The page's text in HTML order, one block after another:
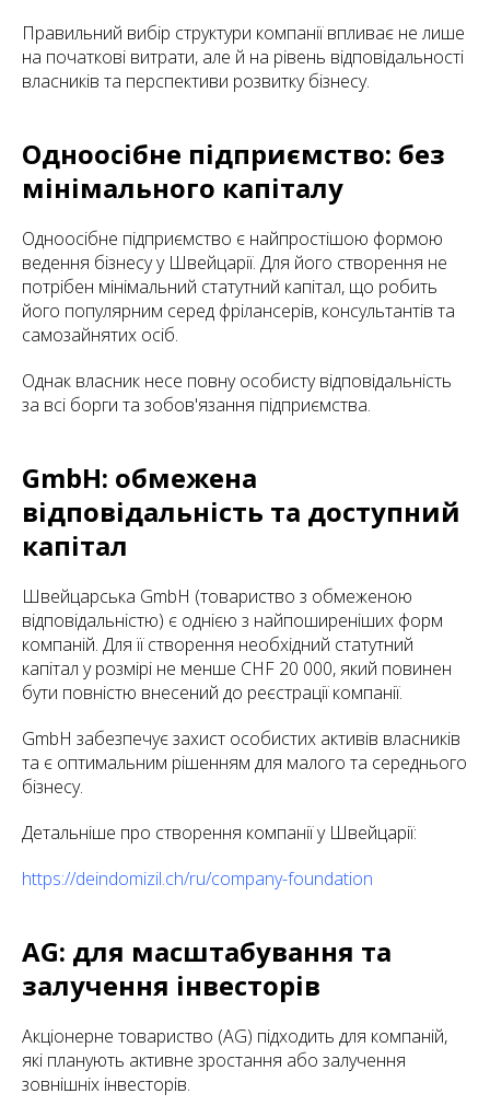
Правильний вибір структури компанії впливає не лише
на початкові витрати, але й на рівень відповідальності
власників та перспективи розвитку бізнесу.
Одноосібне підприємство: без
мінімального капіталу
Одноосібне підприємство є найпростішою формою
ведення бізнесу у Швейцарії. Для його створення не
потрібен мінімальний статутний капітал, що робить
його популярним серед фрілансерів, консультантів та
самозайнятих осіб.
Однак власник несе повну особисту відповідальність
за всі борги та зобов'язання підприємства.
GmbH: обмежена
відповідальність та доступний
капітал
Швейцарська GmbH (товариство з обмеженою
відповідальністю) є однією з найпоширеніших форм
компаній. Для її створення необхідний статутний
капітал у розмірі не менше CHF 20 000, який повинен
бути повністю внесений до реєстрації компанії.
GmbH забезпечує захист особистих активів власників
та є оптимальним рішенням для малого та середнього
бізнесу.
Детальніше про створення компанії у Швейцарії:
https://deindomizil.ch/ru/company-foundation
AG: для масштабування та
залучення інвесторів
Акціонерне товариство (AG) підходить для компаній,
які планують активне зростання або залучення
зовнішніх інвесторів.